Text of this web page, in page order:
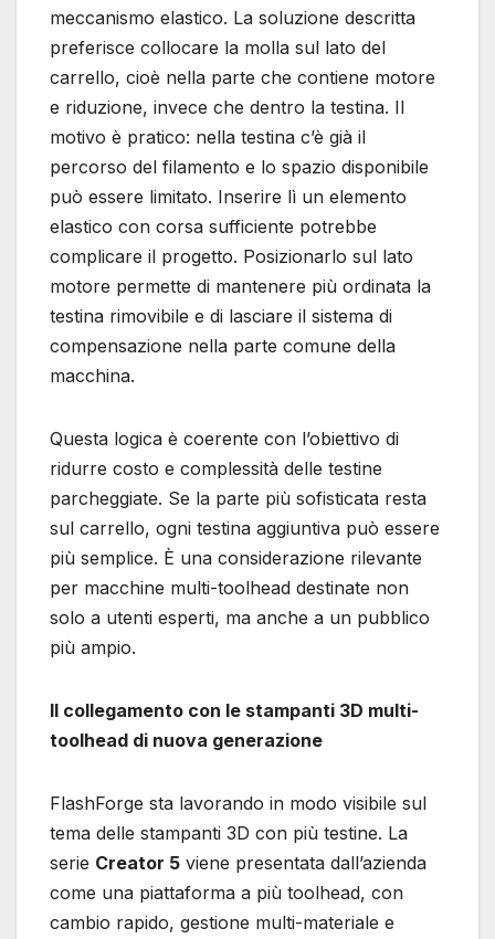
meccanismo elastico. La soluzione descritta
preferisce collocare la molla sul lato del
carrello, cioè nella parte che contiene motore
e riduzione, invece che dentro la testina. Il
motivo è pratico: nella testina c’è già il
percorso del filamento e lo spazio disponibile
può essere limitato. Inserire lì un elemento
elastico con corsa sufficiente potrebbe
complicare il progetto. Posizionarlo sul lato
motore permette di mantenere più ordinata la
testina rimovibile e di lasciare il sistema di
compensazione nella parte comune della
macchina.
Questa logica è coerente con l’obiettivo di
ridurre costo e complessità delle testine
parcheggiate. Se la parte più sofisticata resta
sul carrello, ogni testina aggiuntiva può essere
più semplice. È una considerazione rilevante
per macchine multi-toolhead destinate non
solo a utenti esperti, ma anche a un pubblico
più ampio.
Il collegamento con le stampanti 3D multi-
toolhead di nuova generazione
FlashForge sta lavorando in modo visibile sul
tema delle stampanti 3D con più testine. La
serie Creator 5 viene presentata dall’azienda
come una piattaforma a più toolhead, con
cambio rapido, gestione multi-materiale e